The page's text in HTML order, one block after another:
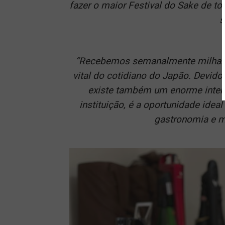
fazer o maior Festival do Sake de
“Recebemos semanalmente
vital do cotidiano do Japão.
existe também um enorme
instituição, é a oportunidade
gastronomia e